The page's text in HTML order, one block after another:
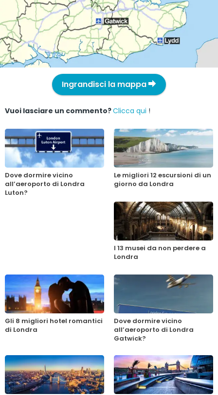
Ingrandisci la mappa
Vuoi lasciare un commento?Clicca qui !
Dove dormire vicino
all’aeroporto di Londra
Luton?
Le migliori 12 escursioni di un
giorno da Londra
I 13 musei da non perdere a
Londra
Gli 8 migliori hotel romantici
di Londra
Dove dormire vicino
all’aeroporto di Londra
Gatwick?